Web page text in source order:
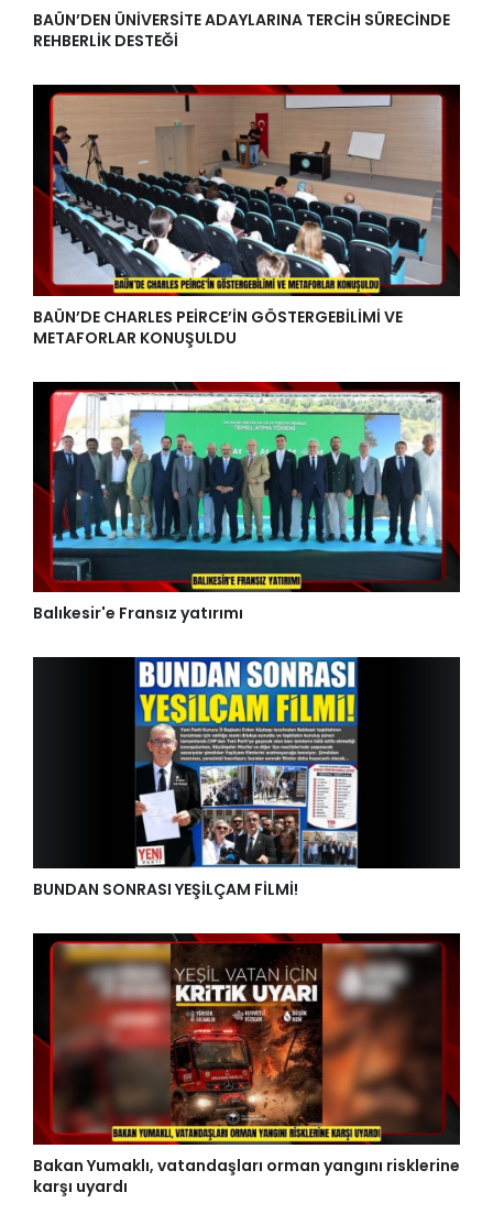
BAÜN’DEN ÜNİVERSİTE ADAYLARINA TERCİH SÜRECİNDE
REHBERLİK DESTEĞİ
BAÜN’DE CHARLES PEİRCE’İN GÖSTERGEBİLİMİ VE
METAFORLAR KONUŞULDU
Balıkesir'e Fransız yatırımı
BUNDAN SONRASI YEŞİLÇAM FİLMİ!
Bakan Yumaklı, vatandaşları orman yangını risklerine
karşı uyardı